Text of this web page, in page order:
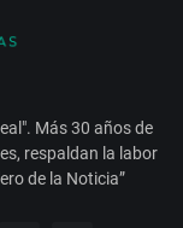
Más 30 años de
respaldan la labor
de la Noticia”